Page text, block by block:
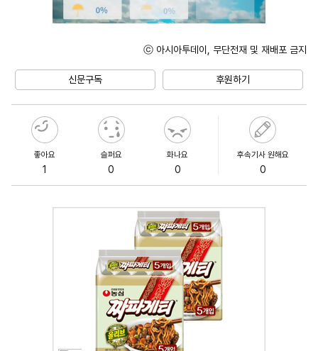
ⓒ 아시아투데이, 무단전재 및 재배포 금지
신문구독 후원하기
좋아요
1
슬퍼요
0
화나요
0
후속기사 원해요
0